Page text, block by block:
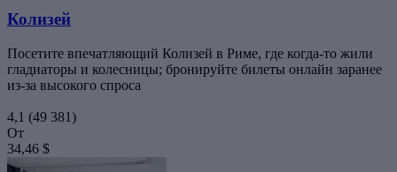
Колизей
Посетите впечатляющий Колизей в Риме, где когда-то жили
гладиаторы и колесницы; бронируйте билеты онлайн заранее
из-за высокого спроса
4,1 (49 381)
От
34,46 $